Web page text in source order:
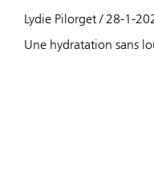
Lydie Pilorget / 28-1-
Une hydratation sans